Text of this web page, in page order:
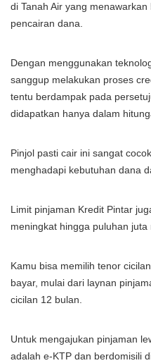
di Tanah Air yang
pencairan dana.
Dengan menggunakan
sanggup melakukan proses
tentu berdampak pada
didapatkan hanya dalam
Pinjol pasti cair ini sangat
menghadapi kebutuhan dana
Limit pinjaman Kredit Pintar
meningkat hingga puluhan juta
Kamu bisa memilih tenor
bayar, mulai dari laynan
cicilan 12 bulan.
Untuk mengajukan pinjaman
adalah e-KTP dan berdomisili